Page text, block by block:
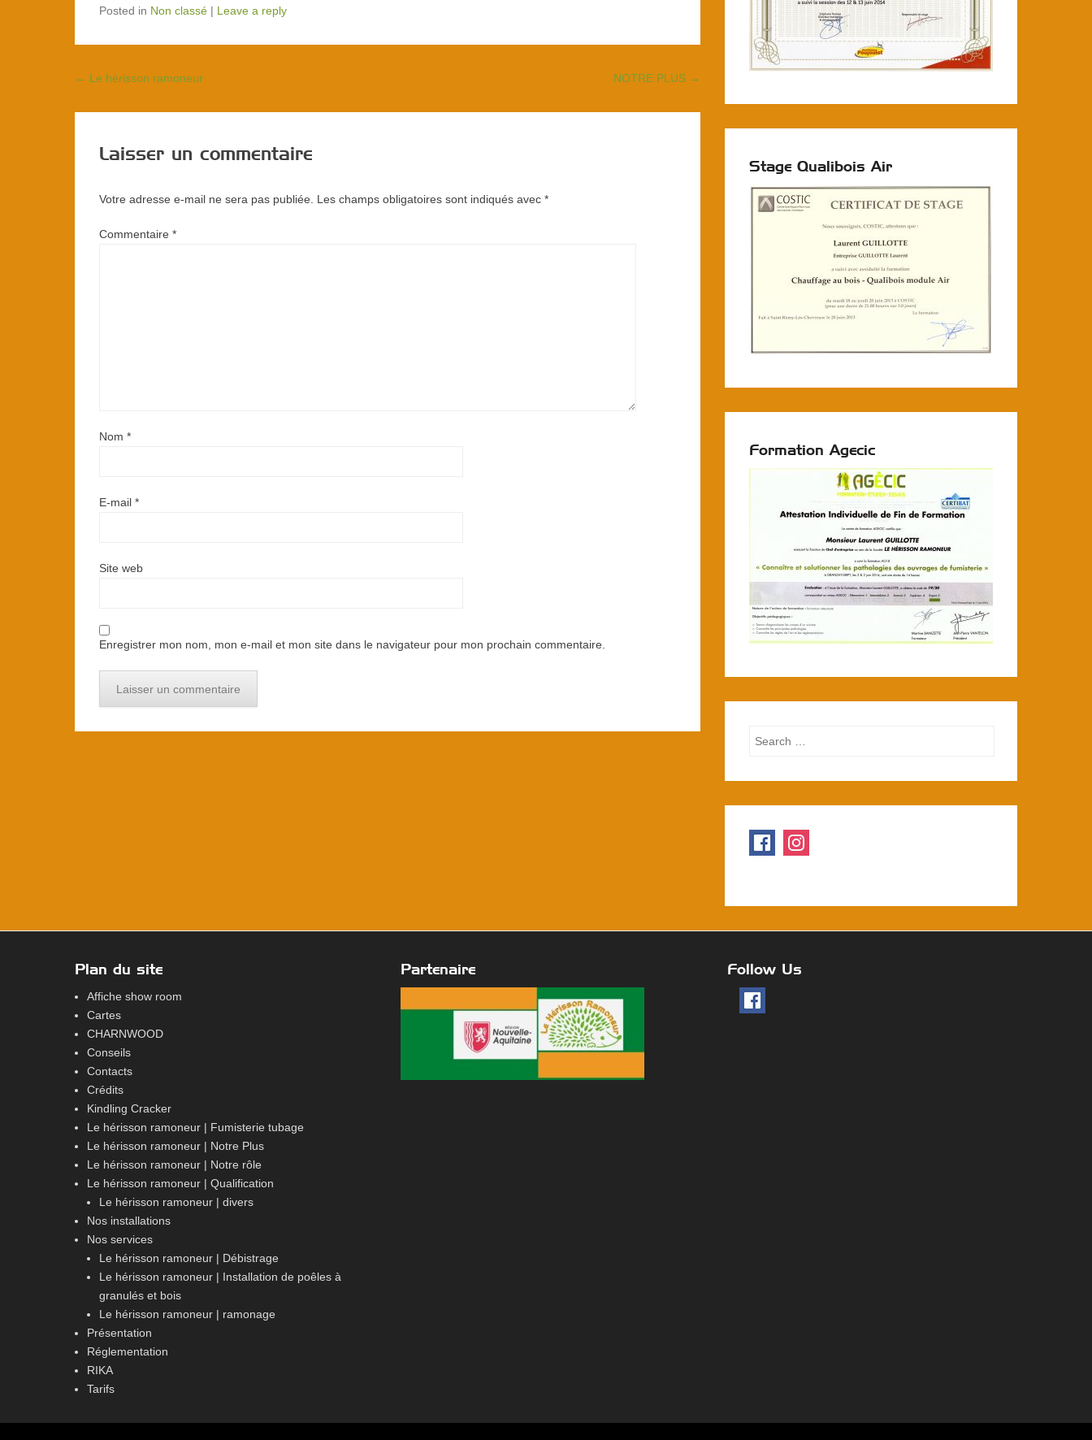
Posted in Non classé | Leave a reply
Post navigation
← Le hérisson ramoneur NOTRE PLUS →
Laisser un commentaire
Votre adresse e-mail ne sera pas publiée. Les champs obligatoires sont indiqués avec *
Commentaire *
Nom *
E-mail *
Site web
Enregistrer mon nom, mon e-mail et mon site dans le navigateur pour mon prochain commentaire.
Stage Qualibois Air
Formation Agecic
Search
Plan du site
Affiche show room
Cartes
CHARNWOOD
Conseils
Contacts
Crédits
Kindling Cracker
Le hérisson ramoneur | Fumisterie tubage
Le hérisson ramoneur | Notre Plus
Le hérisson ramoneur | Notre rôle
Le hérisson ramoneur | Qualification
Le hérisson ramoneur | divers
Nos installations
Nos services
Le hérisson ramoneur | Débistrage
Le hérisson ramoneur | Installation de poêles à
granulés et bois
Le hérisson ramoneur | ramonage
Présentation
Réglementation
RIKA
Tarifs
Partenaire Follow Us